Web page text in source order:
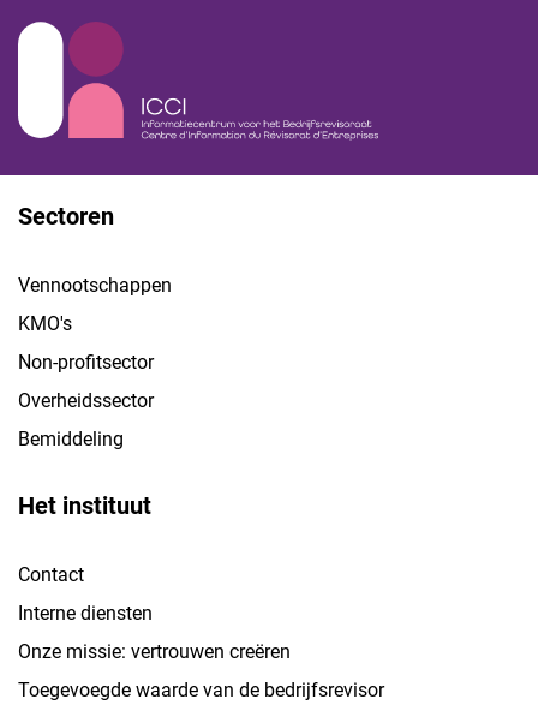
Sectoren
Vennootschappen
KMO's
Non-profitsector
Overheidssector
Bemiddeling
Het instituut
Contact
Interne diensten
Onze missie: vertrouwen creëren
Toegevoegde waarde van de bedrijfsrevisor